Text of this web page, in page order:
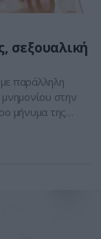
σεξουαλική
παράλληλη
μνημονίου στην
μήνυμα της
Εταιρία ALCO